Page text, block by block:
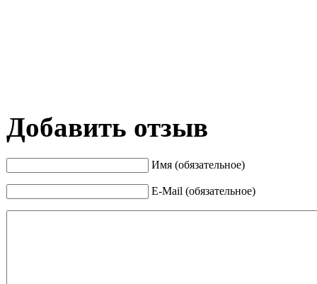
Добавить отзыв
Имя (обязательное)
E-Mail (обязательное)